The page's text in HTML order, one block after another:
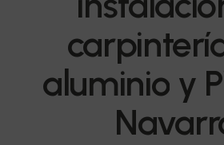
aluminio y